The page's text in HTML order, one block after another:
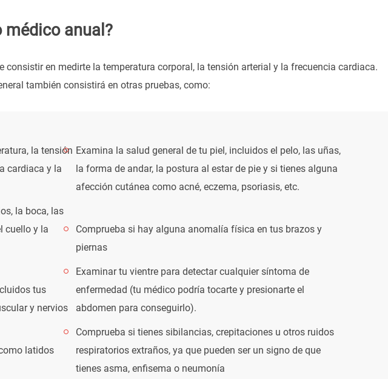
médico anual?
en medirte la temperatura corporal, la tensión arterial y la frecuencia cardiaca.
también consistirá en otras pruebas, como:
la tensión
cardiaca y la
Examina la salud general de tu piel, incluidos el pelo, las uñas,
la forma de andar, la postura al estar de pie y si tienes alguna
afección cutánea como acné, eczema, psoriasis, etc.
la boca, las
cuello y la
Comprueba si hay alguna anomalía física en tus brazos y
piernas
tus
y nervios
Examinar tu vientre para detectar cualquier síntoma de
enfermedad (tu médico podría tocarte y presionarte el
abdomen para conseguirlo).
latidos
Comprueba si tienes sibilancias, crepitaciones u otros ruidos
respiratorios extraños, ya que pueden ser un signo de que
tienes asma, enfisema o neumonía